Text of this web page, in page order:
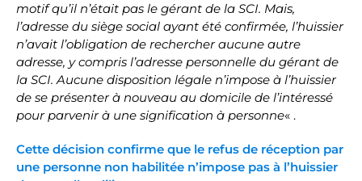
motif qu’il n’était pas le gérant de la SCI. Mais,
l’adresse du siège social ayant été confirmée, l’huissier
n’avait l’obligation de rechercher aucune autre
adresse, y compris l’adresse personnelle du gérant de
la SCI. Aucune disposition légale n’impose à l’huissier
de se présenter à nouveau au domicile de l’intéressé
pour parvenir à une signification à personne« .
Cette décision confirme que le refus de réception par
une personne non habilitée n’impose pas à l’huissier